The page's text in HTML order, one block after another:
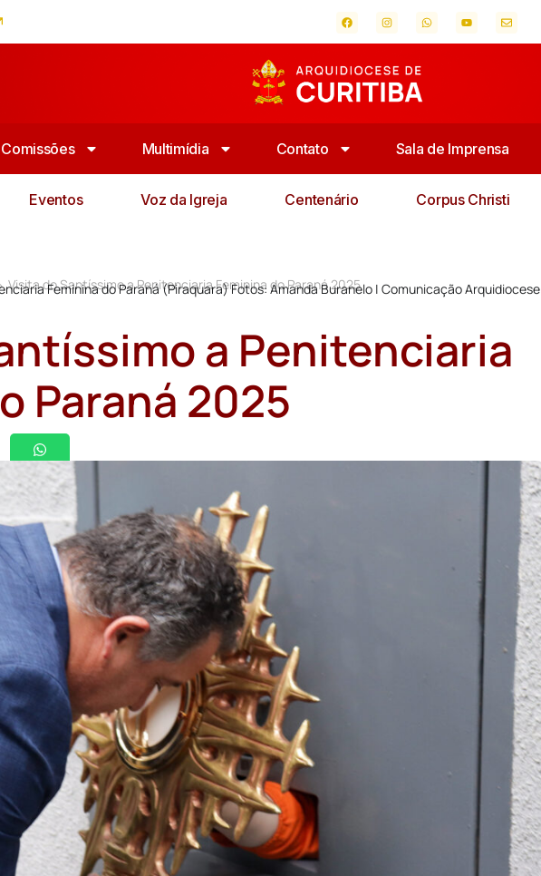
Comissões Multimídia Contato Sala de Imprensa
Eventos Voz da Igreja Centenário Corpus Christi
Visita do Santíssimo a Penitenciaria Feminina do Paraná 2025
Feminina do Paraná (Piraquara) Fotos: Amanda Buranelo | Comunicação Arquidiocese
a Penitenciaria
Paraná 2025